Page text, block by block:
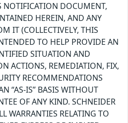
NOTIFICATION DOCUMENT,
HEREIN, AND ANY
IT (COLLECTIVELY, THIS
TO HELP PROVIDE AN
SITUATION AND
ACTIONS, REMEDIATION, FIX,
RECOMMENDATIONS
“AS-IS” BASIS WITHOUT
OF ANY KIND. SCHNEIDER
WARRANTIES RELATING TO